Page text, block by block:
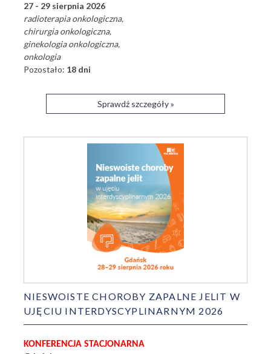
27 - 29 sierpnia 2026
radioterapia onkologiczna
chirurgia onkologiczna
ginekologia onkologiczna
onkologia
Pozostało: 18 dni
Sprawdź szczegóły »
NIESWOISTE CHOROBY ZAPALNE JELIT W
UJĘCIU INTERDYSCYPLINARNYM 2026
KONFERENCJA STACJONARNA